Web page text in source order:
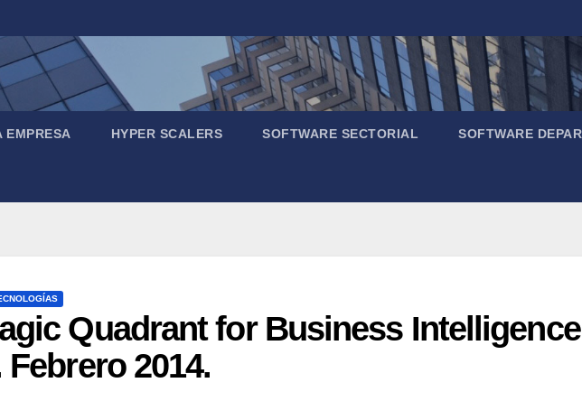
EMPRESA HYPER SCALERS SOFTWARE SECTORIAL SOFTWARE
Quadrant for Business
2014.